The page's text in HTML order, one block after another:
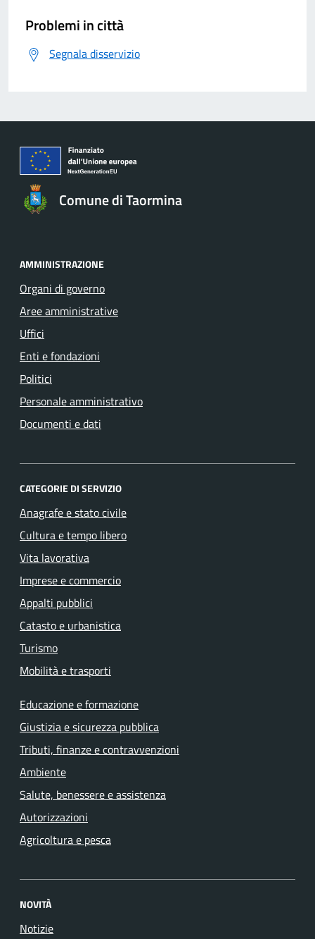
Problemi in città
Segnala disservizio
Comune di Taormina
AMMINISTRAZIONE
Organi di governo
Aree amministrative
Uffici
Enti e fondazioni
Politici
Personale amministrativo
Documenti e dati
CATEGORIE DI SERVIZIO
Anagrafe e stato civile
Cultura e tempo libero
Vita lavorativa
Imprese e commercio
Appalti pubblici
Catasto e urbanistica
Turismo
Mobilità e trasporti
Educazione e formazione
Giustizia e sicurezza pubblica
Tributi, finanze e contravvenzioni
Ambiente
Salute, benessere e assistenza
Autorizzazioni
Agricoltura e pesca
NOVITÀ
Notizie